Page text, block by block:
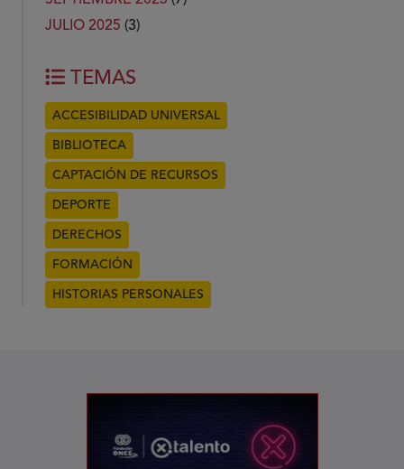
JULIO 2025 (3)
TEMAS
ACCESIBILIDAD UNIVERSAL
BIBLIOTECA
CAPTACIÓN DE RECURSOS
DEPORTE
DERECHOS
FORMACIÓN
HISTORIAS PERSONALES